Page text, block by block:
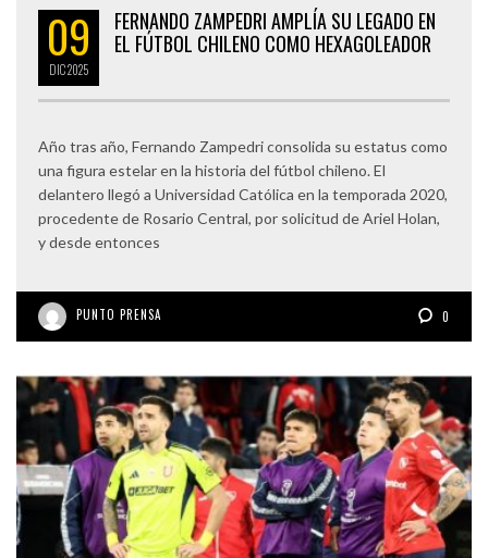
09
DIC2025
FERNANDO ZAMPEDRI AMPLÍA SU LEGADO EN
EL FÚTBOL CHILENO COMO HEXAGOLEADOR
Año tras año, Fernando Zampedri consolida su estatus como
una figura estelar en la historia del fútbol chileno. El
delantero llegó a Universidad Católica en la temporada 2020,
procedente de Rosario Central, por solicitud de Ariel Holan,
y desde entonces
PUNTO PRENSA 0